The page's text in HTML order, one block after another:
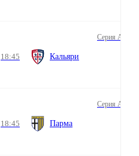
Серия А
18:45 Кальяри
Серия А
18:45 Парма